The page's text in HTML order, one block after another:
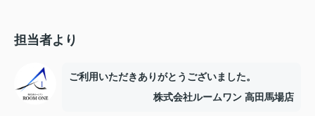
担当者より
ご利用いただきありがとうございました。
株式会社ルームワン 高田馬場店